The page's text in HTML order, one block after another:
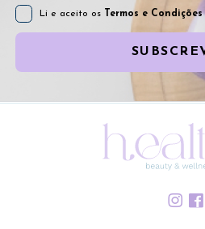
Li e aceito os Termos e Condições